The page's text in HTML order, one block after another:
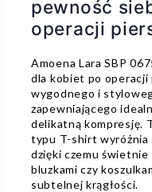
pewność
operacji
Amoena Lara SBP
dla kobiet po
wygodnego i
zapewniającego
delikatną kompresję.
typu T-shirt wyróżnia
dzięki czemu świetnie
bluzkami czy
subtelnej krągłości.